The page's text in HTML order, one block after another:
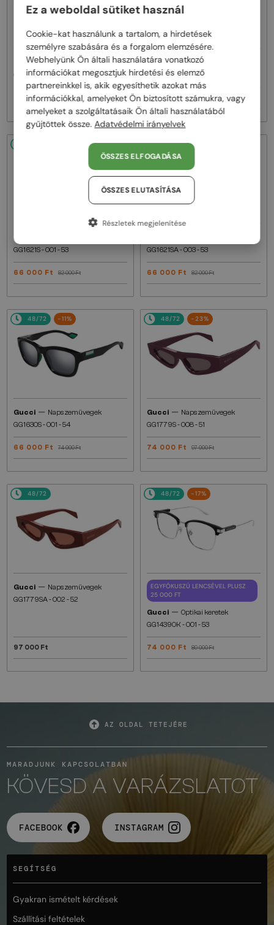
Gucci—Napszemüvegek
GG1620S - 001 - 52
66 000 Ft 82 000 Ft
Gucci—Napszemüvegek
GG1620S - 002 - 52
66 000 Ft 82 000 Ft
Gucci
GG1621S - 001 - 53
66 000 Ft 82 000 Ft
48/72 -20%
GG1621SA - 003 - 53
66 000 Ft 82 000 Ft
48/72 -11%
Gucci — Napszemüvegek
GG1630S - 001 - 54
66 000 Ft 74 000 Ft
48/72 -23%
Gucci — Napszemüvegek
GG1779S - 008 - 51
74 000 Ft 97 000 Ft
48/72
Gucci — Napszemüvegek
GG1779SA - 002 - 52
97 000 Ft
48/72 -17%
EGYFÓKUSZÚ LENCSÉVEL PLUSZ
25 000 FT
Gucci — Optikai keretek
GG1439OK - 001 - 53
74 000 Ft 89 000 Ft
AZ OLDAL TETEJÉRE
MARADJUNK KAPCSOLATBAN
KÖVESD A VARÁZSLATOT
FACEBOOK INSTAGRAM
SEGÍTSÉG
Gyakran ismételt kérdések
Szállítási feltételek
Ez a weboldal sütiket használ
Cookie-kat használunk a tartalom, a hirdetések
személyre szabására és a forgalom elemzésére.
Webhelyünk Ön általi használatára vonatkozó
információkat megosztjuk hirdetési és elemző
partnereinkkel is, akik egyesíthetik azokat más
információkkal, amelyeket Ön biztosított számukra, vagy
amelyeket a szolgáltatásaik Ön általi használatából
gyűjtöttek össze.Adatvédelmi irányelvek
ÖSSZES ELFOGADÁSA
ÖSSZES ELUTASÍTÁSA
Részletek megjelenítése